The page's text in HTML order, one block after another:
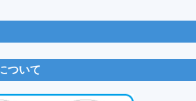
ついて